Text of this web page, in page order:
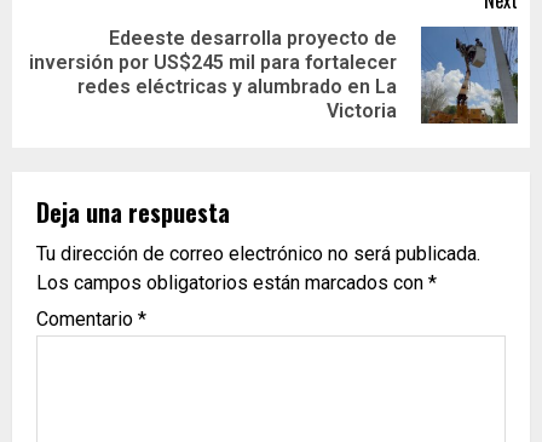
Edeeste desarrolla proyecto de
inversión por US$245 mil para fortalecer
redes eléctricas y alumbrado en La
Victoria
Deja una respuesta
Tu dirección de correo electrónico no será publicada.
Los campos obligatorios están marcados con *
Comentario *